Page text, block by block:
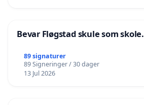
Bevar Fløgstad skule som skole.
89 signaturer
89 Signeringer / 30 dager
13 Jul 2026